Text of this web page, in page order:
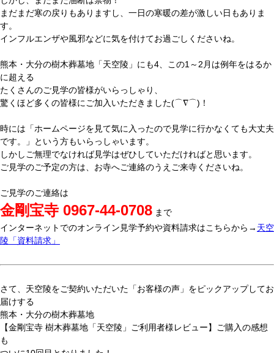
まだまだ寒の戻りもありますし、一日の寒暖の差が激しい日もありま
す。
インフルエンザや風邪などに気を付けてお過ごしくださいね。
熊本・大分の樹木葬墓地「天空陵」にも4、この1～2月は例年をはるか
に超える
たくさんのご見学の皆様がいらっしゃり、
驚くほど多くの皆様にご加入いただきました(⌒∇⌒)！
時には「ホームページを見て気に入ったので見学に行かなくても大丈夫
です。」という方もいらっしゃいます。
しかしご無理でなければ見学はぜひしていただければと思います。
ご見学のご予定の方は、お寺へご連絡のうえご来寺くださいね。
ご見学のご連絡は
金剛宝寺 0967-44-0708 まで
インターネットでのオンライン見学予約や資料請求はこちらから→ 天空
陵「資料請求」
さて、天空陵をご契約いただいた「お客様の声」をピックアップしてお
届けする
熊本・大分の樹木葬墓地
【金剛宝寺 樹木葬墓地「天空陵」ご利用者様レビュー】ご購入の感想
も